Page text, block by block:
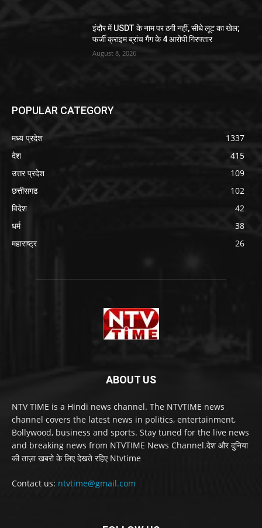
इंदौर में USDT के नाम पर ठगी नहीं, सीधे लूट का खेल;
फर्जी क्राइम ब्रांच गैंग के 4 आरोपी गिरफ्तार
August 8, 2026
POPULAR CATEGORY
मध्य प्रदेश
1337
देश
415
उत्तर प्रदेश
109
छत्तीसगढ
102
विदेश
42
धर्म
38
महाराष्ट्र
26
ABOUT US
NTV TIME is a Hindi news channel. The NTVTIME news
channel covers the latest news in politics, entertainment,
Bollywood, business and sports. Stay tuned for the live news
and breaking news from NTVTIME News Channel.देश और दुनिया
की ताज़ा खबरो के लिए देखते रहिए Ntvtime
Contact us: ntvtime@gmail.com